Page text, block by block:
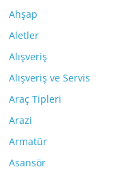
Ahşap
Aletler
Alışveriş
Alışveriş ve Servis
Araç Tipleri
Arazi
Armatür
Asansör